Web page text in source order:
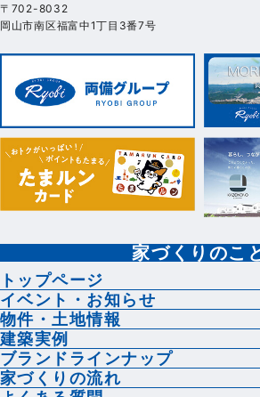
〒702-8032
岡山市南区福富中1丁目3番7号
家づくりのこ
トップページ
イベント・お知らせ
物件・土地情報
建築実例
ブランドラインナップ
家づくりの流れ